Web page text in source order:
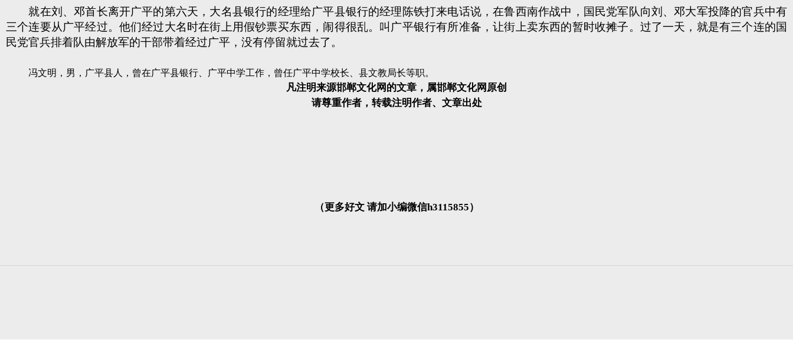
就在刘、邓首长离开广平的第六天，大名县银行的经理给广平县银行的经理陈铁打来电话说，在鲁西南作战中，国民党军队向刘、邓大军投降的官兵中有
三个连要从广平经过。他们经过大名时在街上用假钞票买东西，闹得很乱。叫广平银行有所准备，让街上卖东西的暂时收摊子。过了一天，就是有三个连的国
民党官兵排着队由解放军的干部带着经过广平，没有停留就过去了。
冯文明，男，广平县人，曾在广平县银行、广平中学工作，曾任广平中学校长、县文教局长等职。
凡注明来源邯郸文化网的文章，属邯郸文化网原创
请尊重作者，转载注明作者、文章出处
（更多好文 请加小编微信h3115855）